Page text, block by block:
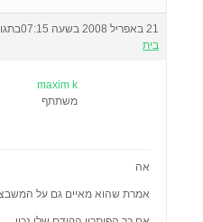
21 באפריל 2008 בשעה 07:15
בית
maxim k
משתתף
אה
אמרת שהוא מאיים גם על